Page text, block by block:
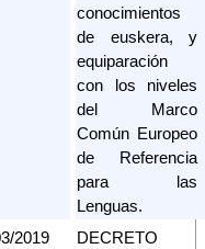
conocimientos
de euskera, y
equiparación
con los niveles
del Marco
Común Europeo
de Referencia
para las
Lenguas.
2019
DECRETO